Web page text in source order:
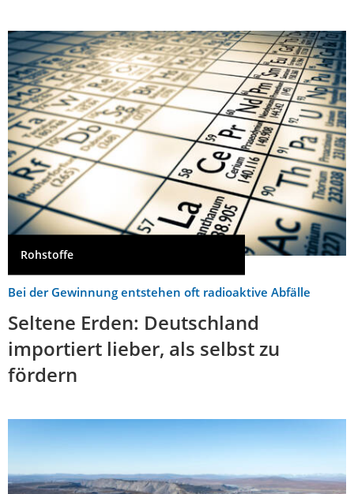
Rohstoffe
Bei der Gewinnung entstehen oft radioaktive Abfälle
Seltene Erden: Deutschland
importiert lieber, als selbst zu
fördern